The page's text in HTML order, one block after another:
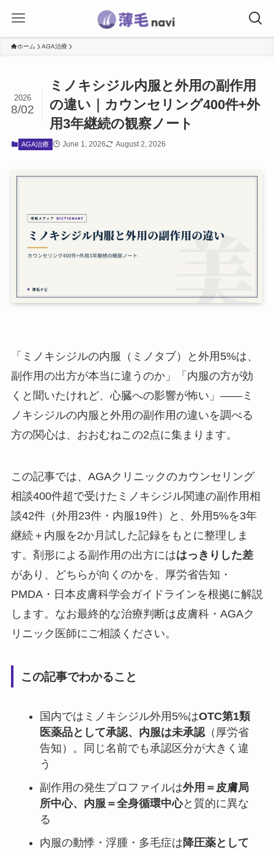
ホーム AGA治療
ミノキシジル内服と外用の副作用
の違い｜カウンセリング400件+外
用3年継続の観察ノート
2026
8/02
AGA治療 June 1, 2026 August 2, 2026
「ミノキシジルの内服（ミノタブ）と外用5%は、
副作用の出方が本当に違うのか」「内服の方が効
くと聞いたけれど、心臓への影響が怖い」――ミ
ノキシジルの内服と外用の副作用の違いを調べる
方の関心は、おおむねこの2点に集まります。
この記事では、AGAクリニックのカウンセリング
相談400件超で受けたミノキシジル関連の副作用相
談42件（外用23件・内服19件）と、外用5%を3年
継続＋内服を2か月試した記録をもとに整理しま
す。剤形による副作用の出方にははっきりした差
があり、どちらが向くのかを、厚労省告知・
PMDA・日本皮膚科学会ガイドラインを根拠に解説
します。なお最終的な治療判断は皮膚科・AGAク
リニック医師にご相談ください。
この記事でわかること
国内ではミノキシジル外用5%はOTC第1類
医薬品として承認、内服は未承認（厚労省
告知）。同じ名前でも承認区分が大きく違
う
副作用の発生プロファイルは外用＝皮膚局
所中心、内服＝全身循環中心と質的に異な
る
内服の動悸・浮腫・多毛症は 降圧薬として